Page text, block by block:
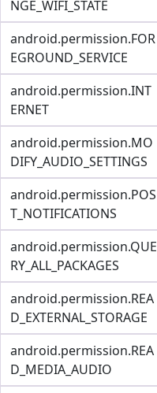
NGE_WIFI_STATE
android.permission.FOR
EGROUND_SERVICE
android.permission.INT
ERNET
android.permission.MO
DIFY_AUDIO_SETTINGS
android.permission.POS
T_NOTIFICATIONS
android.permission.QUE
RY_ALL_PACKAGES
android.permission.REA
D_EXTERNAL_STORAGE
android.permission.REA
D_MEDIA_AUDIO